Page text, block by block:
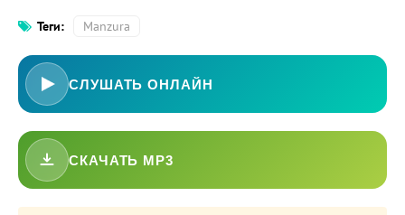
Теги: Manzura
СЛУШАТЬ ОНЛАЙН
СКАЧАТЬ MP3